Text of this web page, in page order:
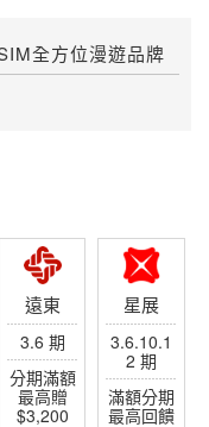
全方位漫遊品牌
遠東
3.6 期
分期滿額
最高贈
$3,200
星展
3.6.10.1
2 期
滿額分期
最高回饋